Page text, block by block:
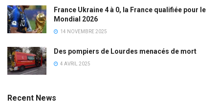
France Ukraine 4 à 0, la France qualifiée pour le
Mondial 2026
14 NOVEMBRE 2025
Des pompiers de Lourdes menacés de mort
4 AVRIL 2025
Recent News